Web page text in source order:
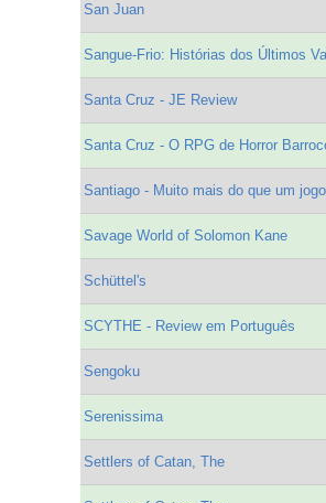
San Juan
Sangue-Frio: Histórias dos Últimos
Santa Cruz - JE Review
Santa Cruz - O RPG de Horror
Santiago - Muito mais do que um
Savage World of Solomon Kane
Schüttel's
SCYTHE - Review em Português
Sengoku
Serenissima
Settlers of Catan, The